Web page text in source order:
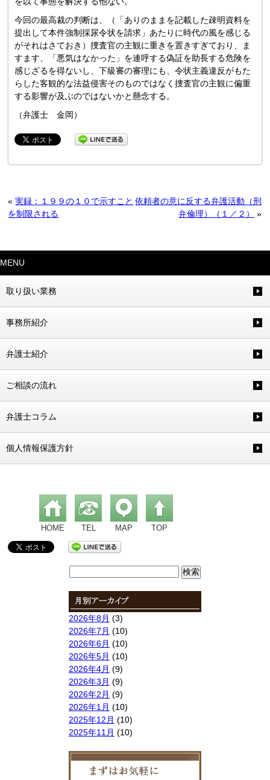
今回の最高裁の判断は、（「ありのままを記載した疎明資料を
提出して本件強制採尿令状を請求」あたりに時代の風を感じる
がそれはさておき）捜査官の主観に重きを置きすぎており、ま
すます、「悪気はなかった」を連呼する偽証を助長する危険を
感じざるを得ないし、下級審の審理にも、令状主義違反がもた
らした客観的な法益侵害そのものではなく捜査官の主観に偏重
する影響が及ぶのではないかと懸念する。
（弁護士 金岡）
«実録：１９９の１０で示すこと
を制限される
依頼者の意に反する弁護活動（刑
弁倫理）（１／２）
»
MENU
取り扱い業務
事務所紹介
弁護士紹介
ご相談の流れ
弁護士コラム
個人情報保護方針
HOME TEL MAP TOP
2026年8月 (3)
2026年7月 (10)
2026年6月 (10)
2026年5月 (10)
2026年4月 (9)
2026年3月 (9)
2026年2月 (9)
2026年1月 (10)
2025年12月 (10)
2025年11月 (10)
2025年8月(9)